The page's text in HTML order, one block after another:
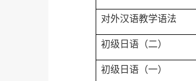
对外汉语教学语法
初级日语（二）
初级日语（一）